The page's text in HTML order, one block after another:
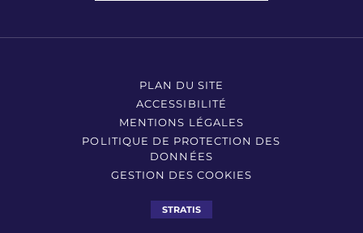
PLAN DU SITE
ACCESSIBILITÉ
MENTIONS LÉGALES
POLITIQUE DE PROTECTION DES
DONNÉES
GESTION DES COOKIES
STRATIS